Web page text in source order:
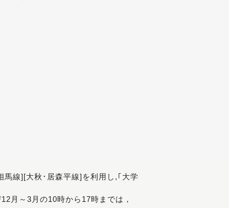
線][大秋･居森平線]を利用し,｢大学
月～3月の10時から17時までは，